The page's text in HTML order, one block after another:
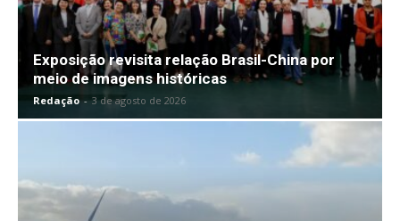
Exposição revisita relação Brasil-China por
meio de imagens históricas
Redação - 3 de agosto de 2026